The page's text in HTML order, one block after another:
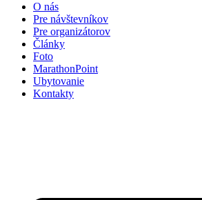
O nás
Pre návštevníkov
Pre organizátorov
Články
Foto
MarathonPoint
Ubytovanie
Kontakty